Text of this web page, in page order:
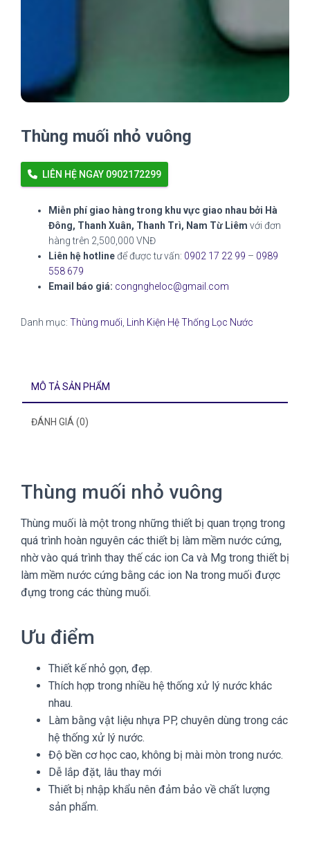
Thùng muối nhỏ vuông
LIÊN HỆ NGAY 0902172299
Miễn phí giao hàng trong khu vực giao nhau bởi Hà
Đông, Thanh Xuân, Thanh Trì, Nam Từ Liêm với đơn
hàng trên 2,500,000 VNĐ
Liên hệ hotlineđể được tư vấn: 0902 17 22 99 – 0989
558 679
Email báo giá: congngheloc@gmail.com
Danh mục: Thùng muối Linh Kiện Hệ Thống Lọc Nước
MÔ TẢ SẢN PHẨM
ĐÁNH GIÁ (0)
Thùng muối nhỏ vuông
Thùng muối là một trong những thiết bị quan trọng trong
quá trình hoàn nguyên các thiết bị làm mềm nước cứng,
nhờ vào quá trình thay thế các ion Ca và Mg trong thiết bị
làm mềm nước cứng bằng các ion Na trong muối được
đựng trong các thùng muối.
Ưu điểm
Thiết kế nhỏ gọn, đẹp.
Thích hợp trong nhiều hệ thống xử lý nước khác
nhau.
Làm bằng vật liệu nhựa PP, chuyên dùng trong các
hệ thống xử lý nước.
Độ bền cơ học cao, không bị mài mòn trong nước.
Dễ lắp đặt, lâu thay mới
Thiết bị nhập khẩu nên đảm bảo về chất lượng
sản phẩm.